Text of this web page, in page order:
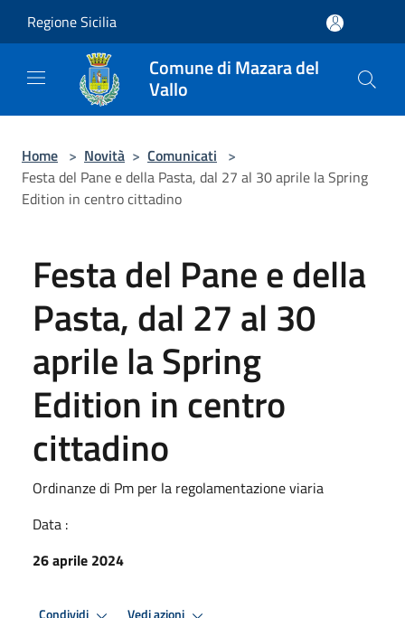
Regione Sicilia
Comune di Mazara del
Vallo
Home > Novità > Comunicati >
Festa del Pane e della Pasta, dal 27 al 30 aprile la Spring
Edition in centro cittadino
Festa del Pane e della
Pasta, dal 27 al 30
aprile la Spring
Edition in centro
cittadino
Ordinanze di Pm per la regolamentazione viaria
Data :
26 aprile 2024